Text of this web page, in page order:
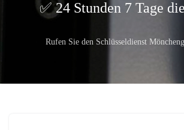
24 Stunden 7 Tage
Rufen Sie den Schlüsseldienst